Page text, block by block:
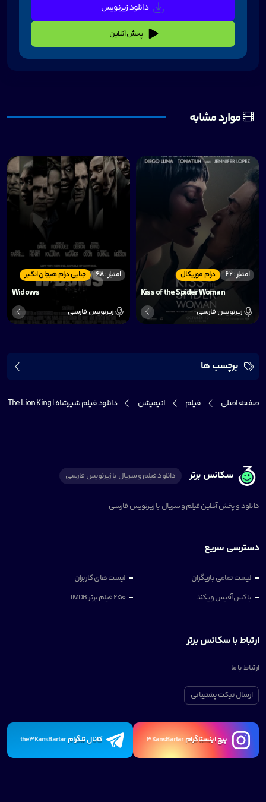
دانلود زیرنویس
پخش آنلاین
موارد مشابه
درام موزیکال امتیاز : 6.2
Kiss of the Spider Woman
زیرنویس فارسی
جنایی درام هیجان انگیر امتیاز : 6.8
Widows
زیرنویس فارسی
برچسب ها
صفحه اصلی فیلم انیمیشن دانلود فیلم شیرشاه | The Lion King
سکانس برتر دانلود فیلم و سریال با زیرنویس فارسی
دانلود و پخش آنلاین فیلم و سریال با زیرنویس فارسی
دسترسی سریع
لیست تمامی بازیگران
لیست های کاربران
باکس آفیس ویکند
250 فیلم برتر IMDB
ارتباط با سکانس برتر
ارتباط با ما
ارسال تیکت پشتیبانی
پیچ اینستاگرام3KansBartar کانال تلگرامthe3KansBartar